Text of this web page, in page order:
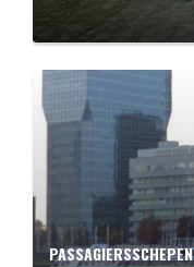
PASSAGIERSSCHEPEN